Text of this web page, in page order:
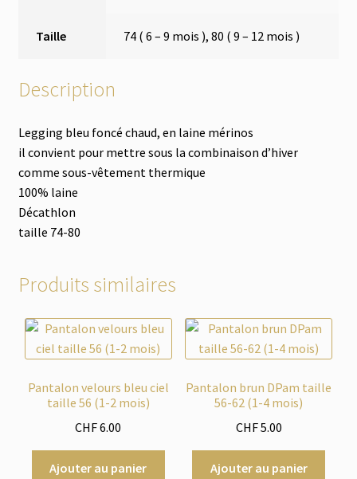
Taille 74 ( 6 – 9 mois ), 80 ( 9 – 12 mois )
Description
Legging bleu foncé chaud, en laine mérinos
il convient pour mettre sous la combinaison d’hiver
comme sous-vêtement thermique
100% laine
Décathlon
taille 74-80
Produits similaires
Pantalon velours bleu ciel
taille 56 (1-2 mois)
CHF6.00
Ajouter au panier
Pantalon brun DPam taille
56-62 (1-4 mois)
CHF5.00
Ajouter au panier